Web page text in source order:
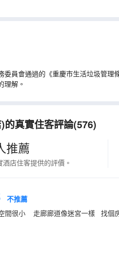
委員會通過的《重慶市生活垃圾管
理解。
真實住客評論(576)
推薦
店住客提供的評價。
不推薦
間很小 走廊廊道像迷宮一樣 找個